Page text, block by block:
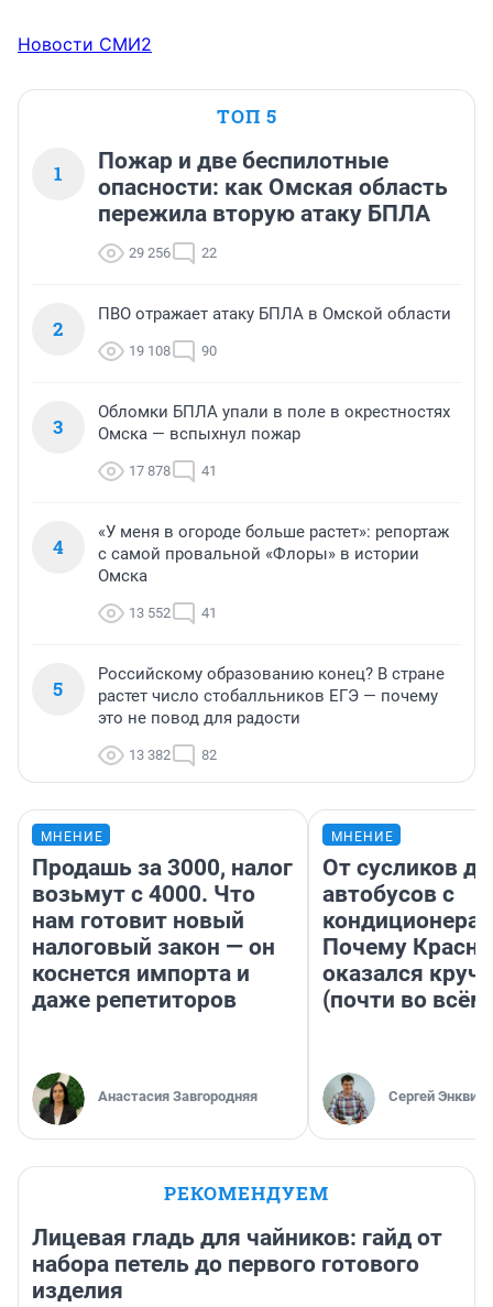
Новости СМИ2
ТОП 5
1
Пожар и две беспилотные
опасности: как Омская область
пережила вторую атаку БПЛА
29 256 22
2
ПВО отражает атаку БПЛА в Омской области
19 108 90
3
Обломки БПЛА упали в поле в окрестностях
Омска — вспыхнул пожар
17 878 41
4
«У меня в огороде больше растет»: репортаж
с самой провальной «Флоры» в истории
Омска
13 552 41
5
Российскому образованию конец? В стране
растет число стобалльников ЕГЭ — почему
это не повод для радости
13 382 82
МНЕНИЕ
Продашь за 3000, налог
возьмут с 4000. Что
нам готовит новый
налоговый закон — он
коснется импорта и
даже репетиторов
Анастасия Завгородняя
МНЕНИЕ
От сусликов до
автобусов с
Почему
оказался
(почти во
Сергей Энквист
РЕКОМЕНДУЕМ
Лицевая гладь для чайников: гайд от
набора петель до первого готового
изделия